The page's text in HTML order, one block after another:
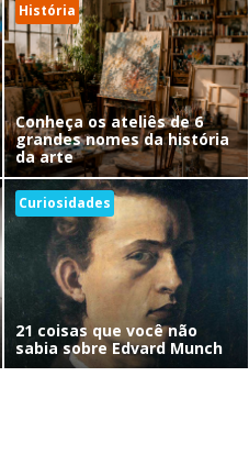
História
Conheça os ateliês de 6
grandes nomes da história
da arte
Curiosidades
21 coisas que você não
sabia sobre Edvard Munch